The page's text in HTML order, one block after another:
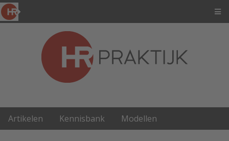
Artikelen Kennisbank Modellen